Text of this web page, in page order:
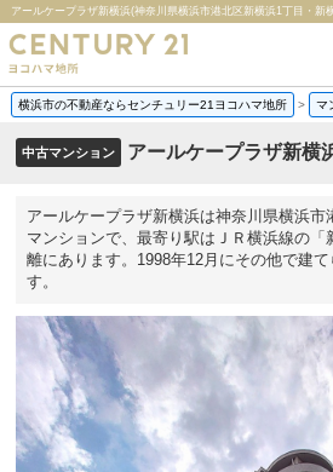
横浜市の不動産ならセンチュリー21ヨコハマ地所 > マ
中古マンション アールケープラザ新横
アールケープラザ新横浜は神奈川県横浜市
マンションで、最寄り駅はＪＲ横浜線の「
離にあります。1998年12月にその他で建
す。